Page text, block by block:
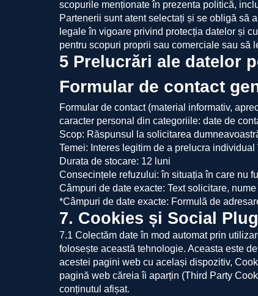
scopurile menționate în prezenta politică,
Partenerii sunt atent selectați și se obligă să
legale în vigoare privind protecția datelor și
pentru scopuri proprii sau comerciale sau să
5 Prelucrări ale datelor
Formular de contact
Formular de contact (material informativ,
caracter personal din categoriile: date de
Scop: Răspunsul la solicitarea
Temei: Interes legitim de a prelucra
Durata de stocare: 12 luni
Consecințele refuzului: în situația în care nu
Câmpuri de date exacte: Text solicitare,
*Câmpuri de date exacte: Formulă de
7. Cookies și Social
7.1 Colectăm date în mod automat prin
folosește această tehnologie. Aceasta este
acestei pagini web cu același dispozitiv,
pagină web căreia îi aparțin (Third Party
conținutul afișat.